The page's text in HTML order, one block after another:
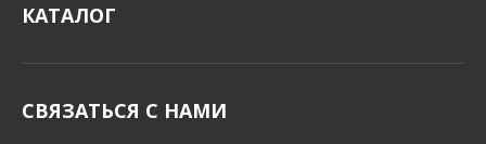
КАТАЛОГ
СВЯЗАТЬСЯ С НАМИ